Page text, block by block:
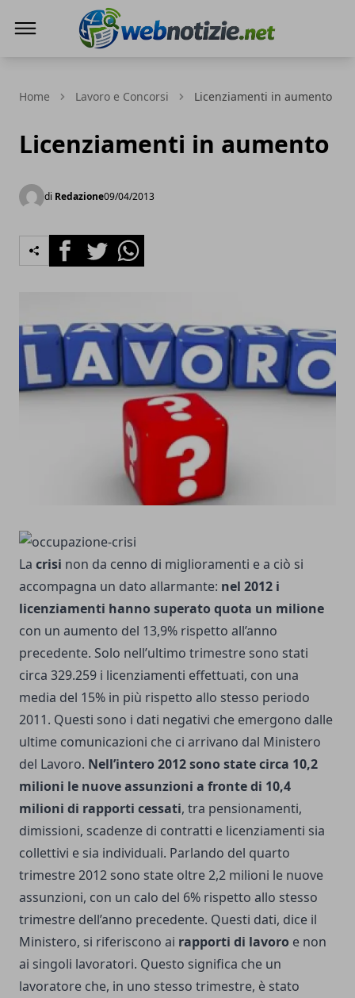
Home Lavoro e Concorsi Licenziamenti in aumento
Licenziamenti in aumento
di Redazione09/04/2013
FacebookTwitterWhatsapp
La crisi non da cenno di miglioramenti e a ciò si
accompagna un dato allarmante: nel 2012 i
licenziamenti hanno superato quota un milione
con un aumento del 13,9% rispetto all’anno
precedente. Solo nell’ultimo trimestre sono stati
circa 329.259 i licenziamenti effettuati, con una
media del 15% in più rispetto allo stesso periodo
2011. Questi sono i dati negativi che emergono dalle
ultime comunicazioni che ci arrivano dal Ministero
del Lavoro. Nell’intero 2012 sono state circa 10,2
milioni le nuove assunzioni a fronte di 10,4
milioni di rapporti cessati, tra pensionamenti,
dimissioni, scadenze di contratti e licenziamenti sia
collettivi e sia individuali. Parlando del quarto
trimestre 2012 sono state oltre 2,2 milioni le nuove
assunzioni, con un calo del 6% rispetto allo stesso
trimestre dell’anno precedente. Questi dati, dice il
Ministero, si riferiscono ai rapporti di lavoro e non
ai singoli lavoratori. Questo significa che un
lavoratore che, in uno stesso trimestre, è stato